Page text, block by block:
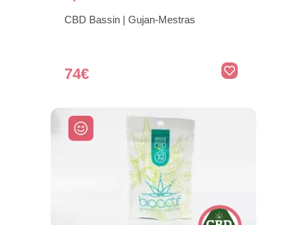
CBD Bassin | Gujan-Mestras
74€